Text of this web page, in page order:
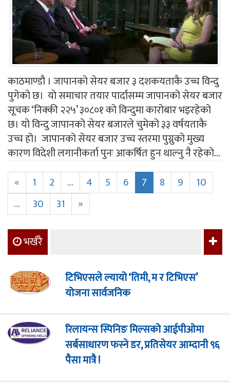
काठमाण्डौ । जापानको सेयर बजार ३ दशकयताकै उच्च विन्दु
पुगेको छ। यो समाचार तयार पार्दासम्म जापानको सेयर बजार
सूचक ‘निक्की २२५’ ३०८०१ को विन्दुमा कारोबार भइरहेको
छ। यो विन्दु जापानको सेयर बजारले चुमेको ३३ वर्षयताकै
उच्च हो। जापानको सेयर बजार उच्च स्तरमा पुग्नुको मुख्य
कारण विदेशी लगानीकर्ता पुनः आकर्षित हुन थाल्नु नै रहेको...
«
1 2 ... 4 5 6 7 8 9
10
...
30 31 »
भर्खरै
टिभिएसले ल्यायो ‘तिमी, म र टिभिएस’
योजना सार्वजनिक
रिलायन्स स्पिनिङ मिल्सको आईपीओमा
सर्बसाधारण फस्ने डर, प्रतिसेयर आम्दानी ९६
पैसा मात्रै !